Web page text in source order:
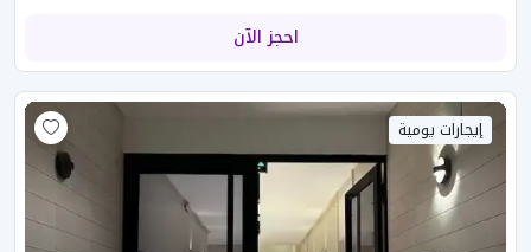
احجز الآن
إيجارات يومية